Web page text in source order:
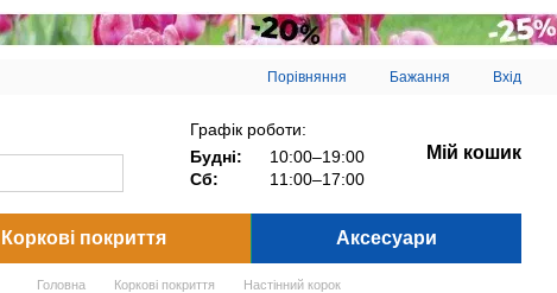
Порівняння Бажання Вхід
Графік роботи:
Будні:
10:00–19:00
Сб:
11:00–17:00
Мій кошик
Коркові покриття Аксесуари
Головна Коркові покриття
Настінний корок